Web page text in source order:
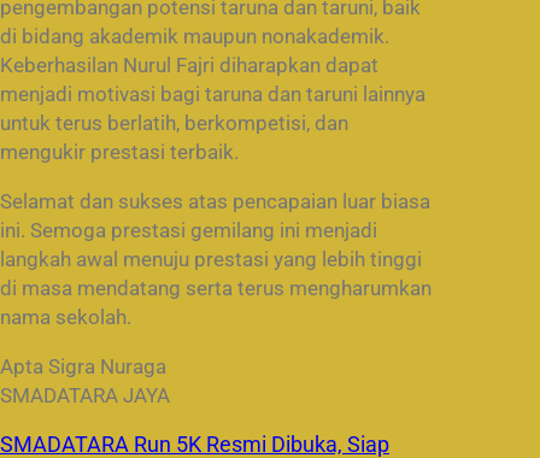
pengembangan potensi taruna dan taruni, baik
di bidang akademik maupun nonakademik.
Keberhasilan Nurul Fajri diharapkan dapat
menjadi motivasi bagi taruna dan taruni lainnya
untuk terus berlatih, berkompetisi, dan
mengukir prestasi terbaik.
Selamat dan sukses atas pencapaian luar biasa
ini. Semoga prestasi gemilang ini menjadi
langkah awal menuju prestasi yang lebih tinggi
di masa mendatang serta terus mengharumkan
nama sekolah.
Apta Sigra Nuraga
SMADATARA JAYA
SMADATARA Run 5K Resmi Dibuka, Siap